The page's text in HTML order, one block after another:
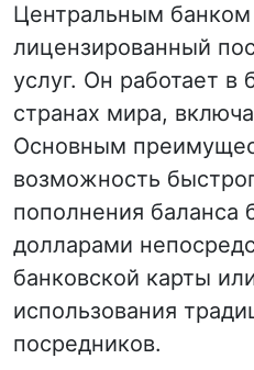
Центральным банком
лицензированный
услуг. Он работает в
странах мира,
Основным
возможность
пополнения
долларами
банковской карты
использования
посредников.